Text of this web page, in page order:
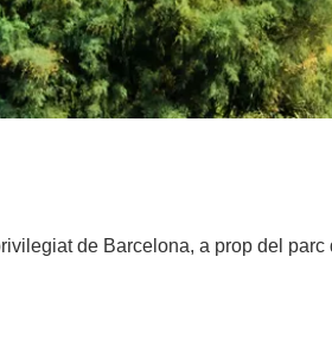
de Barcelona, a prop del